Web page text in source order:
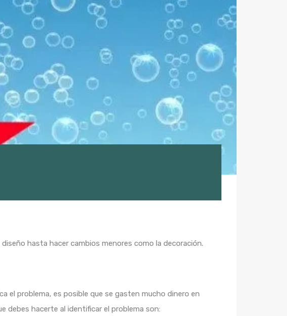
hasta hacer cambios menores como la decoración.
el problema, es posible que se gasten mucho dinero en
debes hacerte al identificar el problema son: